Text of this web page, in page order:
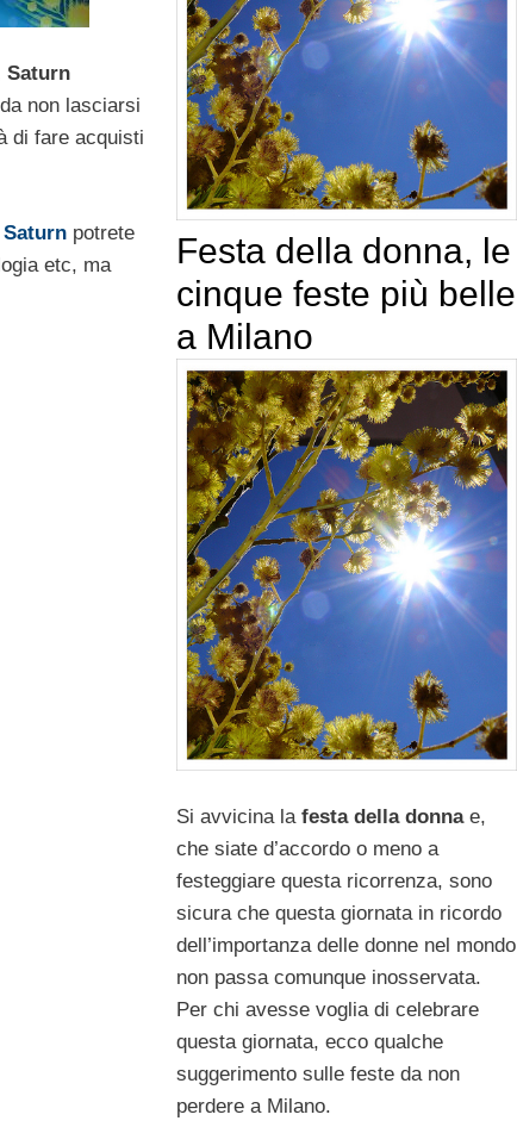
Saturn
non lasciarsi
di fare acquisti
Saturn potrete
etc, ma
Festa della donna, le
cinque feste più belle
a Milano
Si avvicina lafesta della donnae,
che siate d’accordo o meno a
festeggiare questa ricorrenza, sono
sicura che questa giornata in ricordo
dell’importanza delle donne nel mondo
non passa comunque inosservata.
Per chi avesse voglia di celebrare
questa giornata, ecco qualche
suggerimento sulle feste da non
perdere a Milano.